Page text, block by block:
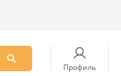
Профиль